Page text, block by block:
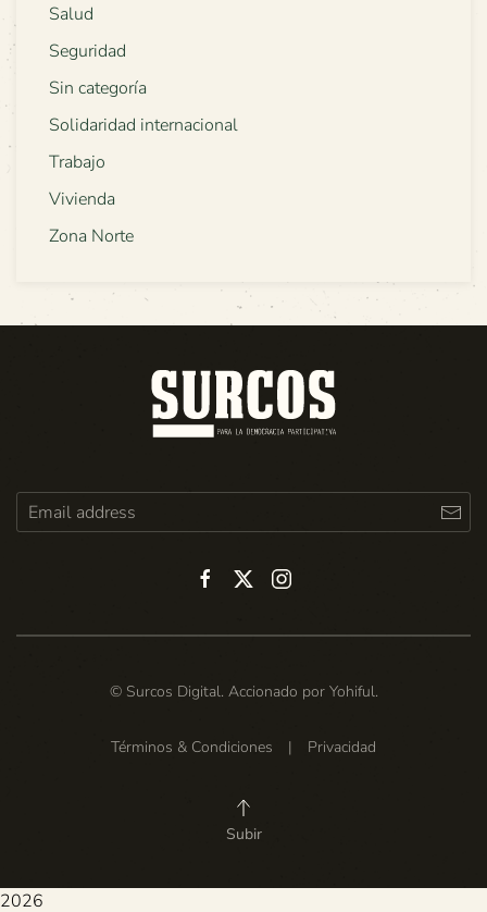
Salud
Seguridad
Sin categoría
Solidaridad internacional
Trabajo
Vivienda
Zona Norte
© Surcos Digital. Accionado por Yohiful.
Términos & Condiciones | Privacidad
Subir
2026